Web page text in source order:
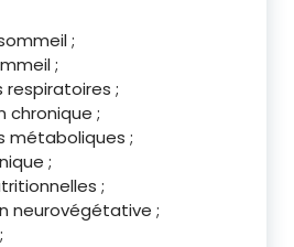
;
;
respiratoires ;
chronique ;
métaboliques ;
;
;
neurovégétative ;